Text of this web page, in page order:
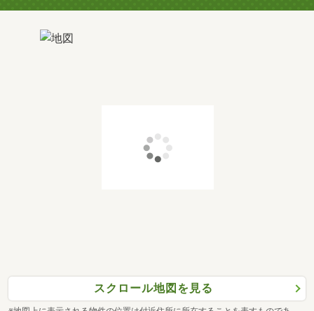
スクロール地図を見る